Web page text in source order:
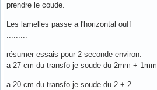
prendre le coude.
Les lamelles passe a l'horizontal ouff
.........
résumer essais pour 2 seconde environ:
a 27 cm du transfo je soude du 2mm + 1mm
a 20 cm du transfo je soude du 2 + 2